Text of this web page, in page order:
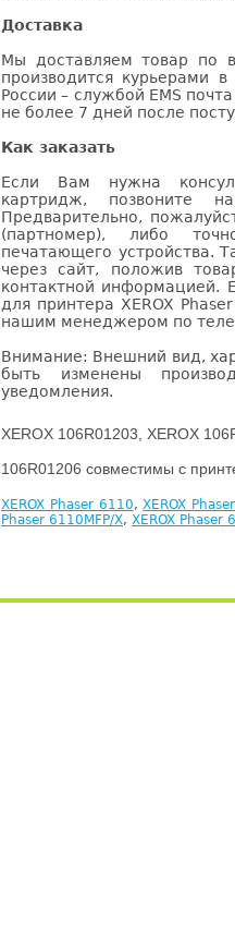
Доставка
Мы доставляем товар по
производится курьерами
России – службой EMS
не более 7 дней после
Как заказать
Если Вам нужна
картридж, позвоните
Предварительно,
(партномер), либо
печатающего устройства.
через сайт, положив
контактной информацией.
для принтера XEROX
нашим менеджером по
Внимание: Внешний вид,
быть изменены
уведомления.
XEROX 106R01203, XEROX
106R01206 совместимы с
XEROX Phaser 6110,XEROX
Phaser 6110MFP/X, XEROX Phaser